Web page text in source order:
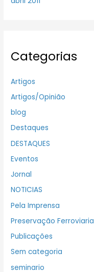
Categorias
Artigos
Artigos/Opinião
blog
Destaques
DESTAQUES
Eventos
Jornal
NOTICIAS
Pela Imprensa
Preservação Ferroviaria
Publicações
Sem categoria
seminario